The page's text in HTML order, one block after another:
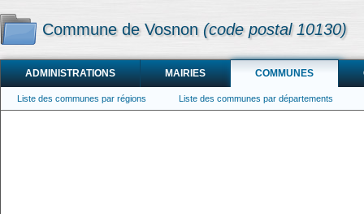
Commune de Vosnon (code postal 10130)
ADMINISTRATIONS MAIRIES COMMUNES
Liste des communes par régions Liste des communes par départements